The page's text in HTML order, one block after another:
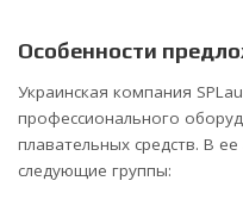
Особенности
Украинская компания
профессионального
плавательных средств. В
следующие группы: